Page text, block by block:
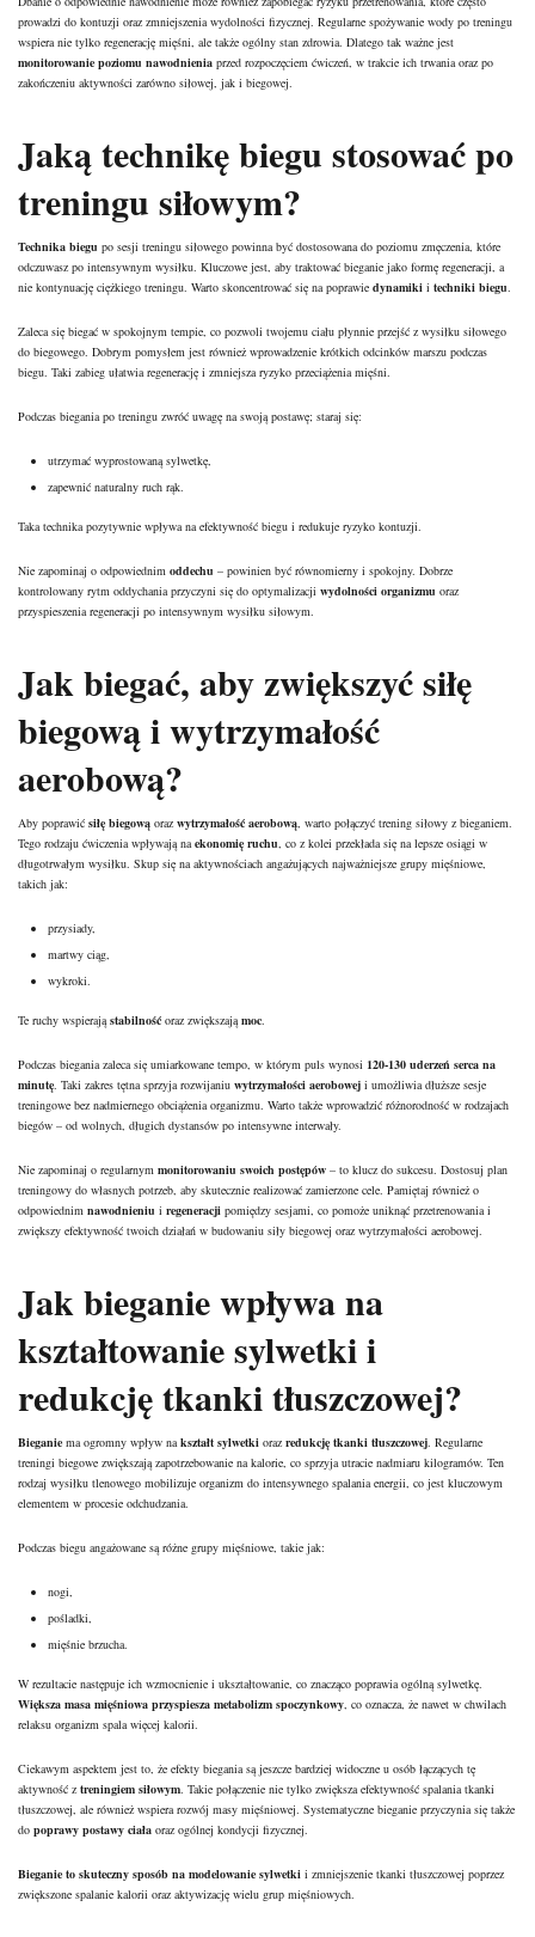
prowadzi do kontuzji oraz zmniejszenia wydolności fizycznej. Regularne spożywanie wody po treningu
wspiera nie tylko regenerację mięśni, ale także ogólny stan zdrowia. Dlatego tak ważne jest
monitorowanie poziomu nawodnienia przed rozpoczęciem ćwiczeń, w trakcie ich trwania oraz po
zakończeniu aktywności zarówno siłowej, jak i biegowej.
Jaką technikę biegu stosować po
treningu siłowym?
Technika biegu po sesji treningu siłowego powinna być dostosowana do poziomu zmęczenia, które
odczuwasz po intensywnym wysiłku. Kluczowe jest, aby traktować bieganie jako formę regeneracji, a
nie kontynuację ciężkiego treningu. Warto skoncentrować się na poprawie dynamiki i techniki biegu.
Zaleca się biegać w spokojnym tempie, co pozwoli twojemu ciału płynnie przejść z wysiłku siłowego
do biegowego. Dobrym pomysłem jest również wprowadzenie krótkich odcinków marszu podczas
biegu. Taki zabieg ułatwia regenerację i zmniejsza ryzyko przeciążenia mięśni.
Podczas biegania po treningu zwróć uwagę na swoją postawę; staraj się:
utrzymać wyprostowaną sylwetkę,
zapewnić naturalny ruch rąk.
Taka technika pozytywnie wpływa na efektywność biegu i redukuje ryzyko kontuzji.
Nie zapominaj o odpowiednim oddechu – powinien być równomierny i spokojny. Dobrze
kontrolowany rytm oddychania przyczyni się do optymalizacji wydolności organizmu oraz
przyspieszenia regeneracji po intensywnym wysiłku siłowym.
Jak biegać, aby zwiększyć siłę
biegową i wytrzymałość
aerobową?
Aby poprawić siłę biegową oraz wytrzymałość aerobową, warto połączyć trening siłowy z bieganiem.
Tego rodzaju ćwiczenia wpływają naekonomię ruchu, co z kolei przekłada się na lepsze osiągi w
długotrwałym wysiłku. Skup się na aktywnościach angażujących najważniejsze grupy mięśniowe,
takich jak:
przysiady,
martwy ciąg,
wykroki.
Te ruchy wspierająstabilność oraz zwiększająmoc.
Podczas biegania zaleca się umiarkowane tempo, w którym puls wynosi 120-130 uderzeń serca na
minutę. Taki zakres tętna sprzyja rozwijaniu wytrzymałości aerobowej i umożliwia dłuższe sesje
treningowe bez nadmiernego obciążenia organizmu. Warto także wprowadzić różnorodność w rodzajach
biegów – od wolnych, długich dystansów po intensywne interwały.
Nie zapominaj o regularnym monitorowaniu swoich postępów – to klucz do sukcesu. Dostosuj plan
treningowy do własnych potrzeb, aby skutecznie realizować zamierzone cele. Pamiętaj również o
odpowiednim nawodnieniu i regeneracji pomiędzy sesjami, co pomoże uniknąć przetrenowania i
zwiększy efektywność twoich działań w budowaniu siły biegowej oraz wytrzymałości aerobowej.
Jak bieganie wpływa na
kształtowanie sylwetki i
redukcję tkanki tłuszczowej?
Bieganie ma ogromny wpływ nakształt sylwetki oraz redukcję tkanki tłuszczowej. Regularne
treningi biegowe zwiększają zapotrzebowanie na kalorie, co sprzyja utracie nadmiaru kilogramów. Ten
rodzaj wysiłku tlenowego mobilizuje organizm do intensywnego spalania energii, co jest kluczowym
elementem w procesie odchudzania.
Podczas biegu angażowane są różne grupy mięśniowe, takie jak:
nogi,
pośladki,
mięśnie brzucha.
W rezultacie następuje ich wzmocnienie i ukształtowanie, co znacząco poprawia ogólną sylwetkę.
Większa masa mięśniowa przyspiesza metabolizm spoczynkowy, co oznacza, że nawet w chwilach
relaksu organizm spala więcej kalorii.
Ciekawym aspektem jest to, że efekty biegania są jeszcze bardziej widoczne u osób łączących tę
aktywność z treningiem siłowym. Takie połączenie nie tylko zwiększa efektywność spalania tkanki
tłuszczowej, ale również wspiera rozwój masy mięśniowej. Systematyczne bieganie przyczynia się także
do poprawy postawy ciała oraz ogólnej kondycji fizycznej.
Bieganie to skuteczny sposób na modelowanie sylwetki i zmniejszenie tkanki tłuszczowej poprzez
zwiększone spalanie kalorii oraz aktywizację wielu grup mięśniowych.